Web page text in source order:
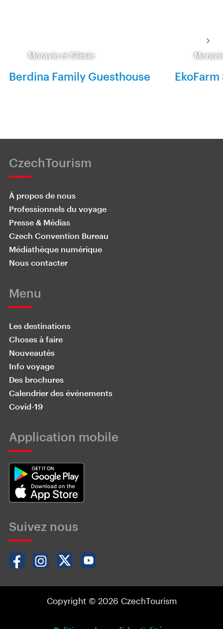
Moravie et Silésie
Berdina Family Guesthouse
CzechTourism
À propos de nous
Professionnels du voyage
Presse & Médias
Czech Convention Bureau
Médiathèque numérique
Nous contacter
Menu
Les destinations
Choses à faire
Nouveautés
Info voyage
Des brochures
Calendrier des événements
Covid-19
Application mobile
Suivez nous
Copyright © 2026 CzechTourism